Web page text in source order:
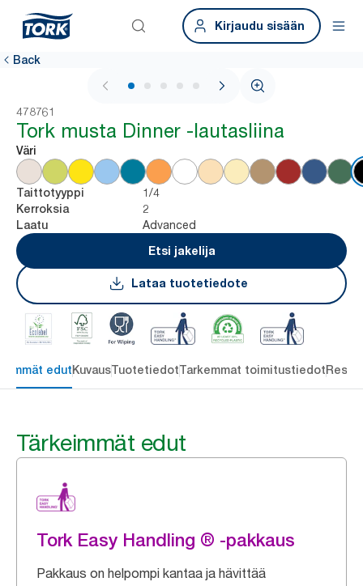
Kirjaudu sisään
Back
1 / 5
478761
Tork musta Dinner -lautasliina
Väri
Taittotyyppi 1/4
Kerroksia 2
Laatu
Advanced
Etsi jakelija
Lataa tuotetiedote
edutKuvausTuotetiedotTarkemmat toimitustiedot
Tärkeimmät edut
Tork Easy Handling ® -pakkaus
Pakkaus on helpompi kantaa ja hävittää